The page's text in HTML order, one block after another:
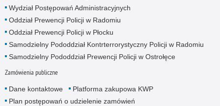
Wydział Postępowań Administracyjnych
Oddział Prewencji Policji w Radomiu
Oddział Prewencji Policji w Płocku
Samodzielny Pododdział Kontrterrorystyczny Policji w Radomiu
Samodzielny Pododdział Prewencji Policji w Ostrołęce
Zamówienia publiczne
Dane kontaktowe
Platforma zakupowa KWP
Plan postępowań o udzielenie zamówień